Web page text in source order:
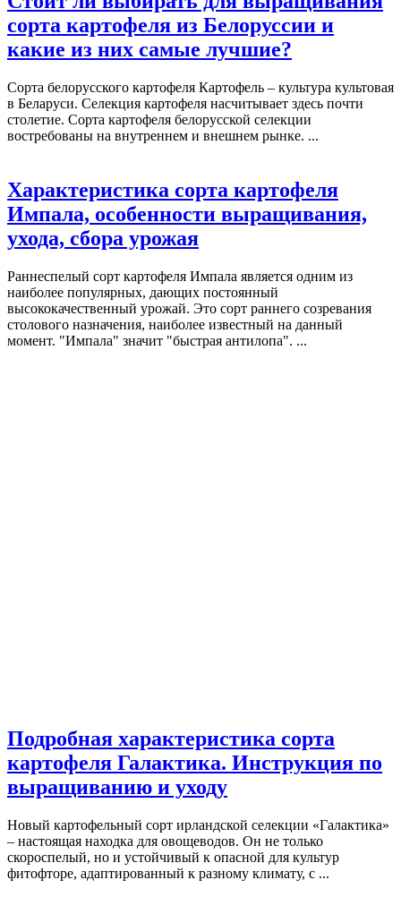
сорта картофеля из Белоруссии и
какие из них самые лучшие?
Сорта белорусского картофеля Картофель – культура культовая
в Беларуси. Селекция картофеля насчитывает здесь почти
столетие. Сорта картофеля белорусской селекции
востребованы на внутреннем и внешнем рынке. ...
Характеристика сорта картофеля
Импала, особенности выращивания,
ухода, сбора урожая
Раннеспелый сорт картофеля Импала является одним из
наиболее популярных, дающих постоянный
высококачественный урожай. Это сорт раннего созревания
столового назначения, наиболее известный на данный
момент. "Импала" значит "быстрая антилопа". ...
Подробная характеристика сорта
картофеля Галактика. Инструкция по
выращиванию и уходу
Новый картофельный сорт ирландской селекции «Галактика»
– настоящая находка для овощеводов. Он не только
скороспелый, но и устойчивый к опасной для культур
фитофторе, адаптированный к разному климату, с ...